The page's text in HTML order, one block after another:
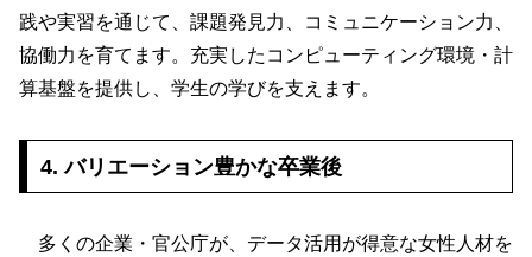
践や実習を通じて、課題発見力、コミュニケーション力、
協働力を育てます。充実したコンピューティング環境・計
算基盤を提供し、学生の学びを支えます。
4. バリエーション豊かな卒業後
多くの企業・官公庁が、データ活用が得意な女性人材を